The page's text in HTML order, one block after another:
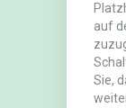
auf
Sie,